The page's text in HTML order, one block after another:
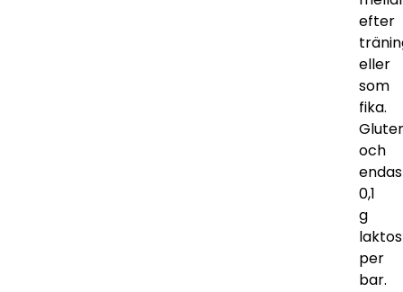
efter
eller
som
fika.
och
0,1
g
laktos
per
bar.